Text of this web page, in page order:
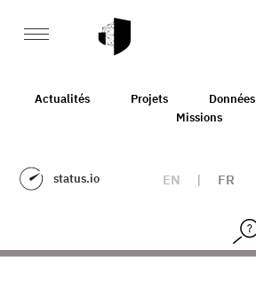
Actualités Projets Données
Missions
status.io EN | FR